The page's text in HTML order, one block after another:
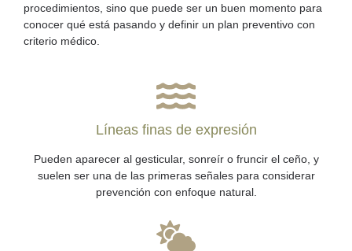
procedimientos, sino que puede ser un buen momento para
conocer qué está pasando y definir un plan preventivo con
criterio médico.
Líneas finas de expresión
Pueden aparecer al gesticular, sonreír o fruncir el ceño, y
suelen ser una de las primeras señales para considerar
prevención con enfoque natural.